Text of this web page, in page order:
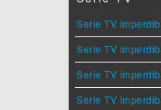
Serie TV
Serie TV
Serie TV
Serie TV